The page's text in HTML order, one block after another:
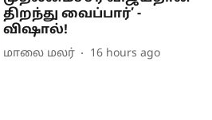
திறந்து வைப்பார்’ -
விஷால்!
மாலை மலர் 16 hours ago